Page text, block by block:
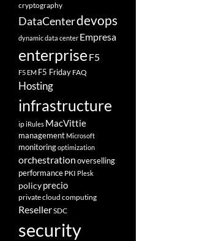
cryptography
DataCenterdevops
dynamic data center Empresa
enterprise F5
F5 EM F5 Friday FAQ
Hosting
infrastructure
ipiRules MacVittie
management Microsoft
monitoringoptimization
orchestrationoverselling
performance PKI Plesk
policyprecio
private cloud computing
ResellerSDC
security